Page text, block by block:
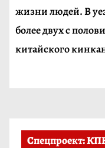
жизни людей. В
более двух с
китайского
Спецпроект: